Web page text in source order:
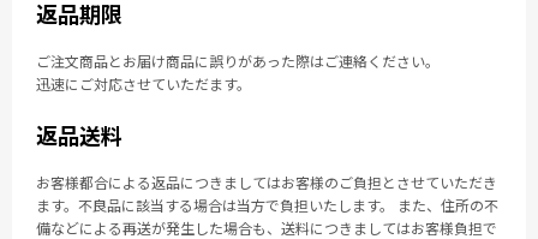
返品期限
ご注文商品とお届け商品に誤りがあった際はご連絡ください。
迅速にご対応させていただます。
返品送料
お客様都合による返品につきましてはお客様のご負担とさせていただき
ます。不良品に該当する場合は当方で負担いたします。 また、住所の不
備などによる再送が発生した場合も、送料につきましてはお客様負担で